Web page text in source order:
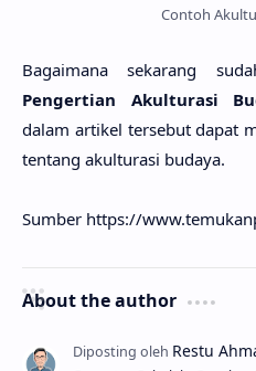
Contoh
Bagaimana sekarang
Pengertian Akulturasi
dalam artikel tersebut dapat
tentang akulturasi budaya.
Sumber https://
About the author